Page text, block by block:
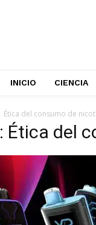
INICIO CIENCIA
Ética del consumo de
Ética del